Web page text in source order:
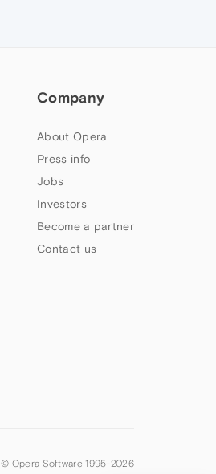
Company
About Opera
Press info
Jobs
Investors
Become a partner
Contact us
© Opera Software 1995-2026